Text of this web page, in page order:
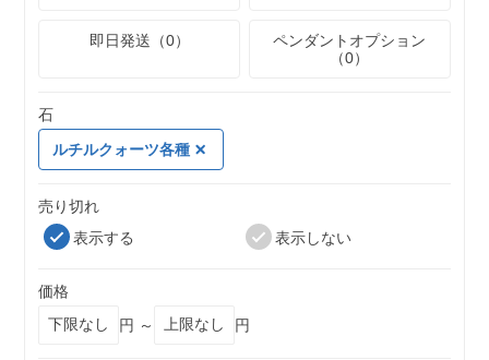
即日発送（0）
ペンダントオプション
（0）
石
ルチルクォーツ各種
売り切れ
表示する
表示しない
価格
円 ～
円